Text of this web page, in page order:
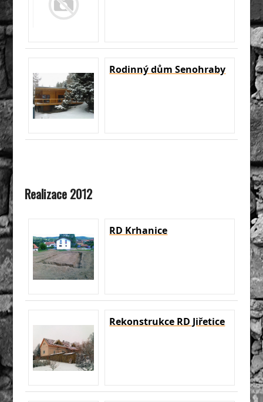
Rodinný dům Senohraby
Realizace 2012
RD Krhanice
Rekonstrukce RD Jiřetice